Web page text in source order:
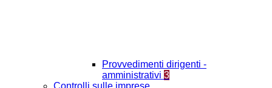
Provvedimenti dirigenti -
amministrativi 3